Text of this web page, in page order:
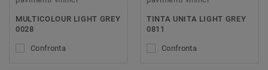
MULTICOLOUR LIGHT GREY
0028
Confronta
TINTA UNITA LIGHT GREY
0811
Confronta